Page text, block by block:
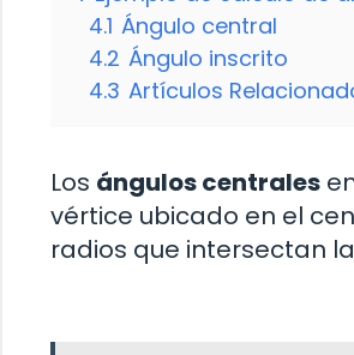
4.1 Ángulo central
4.2 Ángulo inscrito
4.3 Artículos
Los ángulos centrales
vértice ubicado en el
radios que intersectan